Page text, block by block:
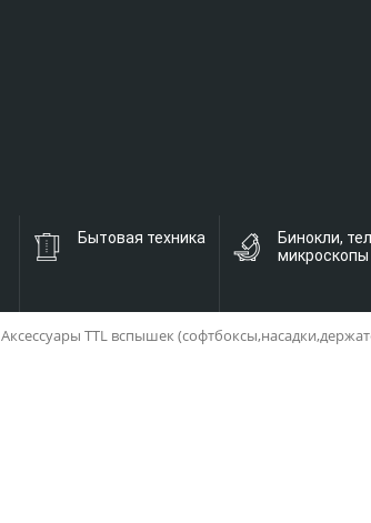
Бытовая техника
Бинокли,
микроскопы
Аксессуары TTL вспышек